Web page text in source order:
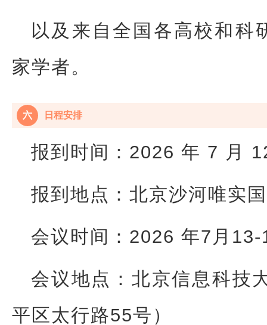
以及来自全国各高校和科
家学者。
六 日程安排
报到时间：2026 年 7 月
报到地点：北京沙河唯实
会议时间：2026 年7月13-
会议地点：北京信息科技
平区太行路55号）